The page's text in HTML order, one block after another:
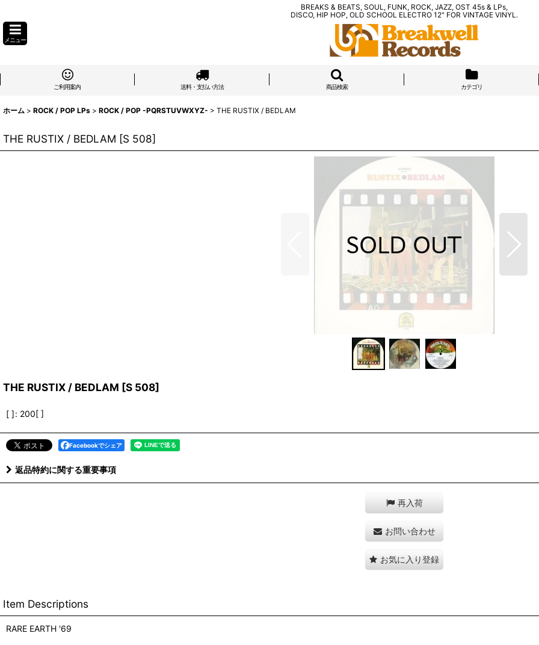
BREAKS & BEATS, SOUL, FUNK, ROCK, JAZZ, OST 45s & LPs,
DISCO, HIP HOP, OLD SCHOOL ELECTRO 12" FOR VINTAGE VINYL.
メニュー
ご利用案内 送料・支払い方法 商品検索 カテゴリ
ホーム > ROCK / POP LPs > ROCK / POP -PQRSTUVWXYZ- > THE RUSTIX / BEDLAM
THE RUSTIX / BEDLAM [S 508]
THE RUSTIX / BEDLAM [S 508]
[ ]: 200[ ]
Facebookでシェア
返品特約に関する重要事項
再入荷
お問い合わせ
お気に入り登録
Item Descriptions
RARE EARTH '69